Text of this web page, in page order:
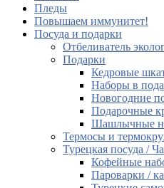
Пледы
Повышаем иммунитет!
Посуда и подарки
Отбеливатель
Подарки
Кедровые
Наборы в
Новогодние
Подарочные
Шашлычные
Термосы и
Турецкая посуда /
Кофейные
Пароварки /